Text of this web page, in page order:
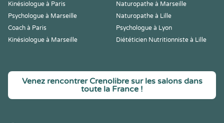
Kinésiologue à Paris
Naturopathe à Marseille
Psychologue à Marseille
Naturopathe à Lille
Coach à Paris
Psychologue à Lyon
Kinésiologue à Marseille
Diététicien Nutritionniste à Lille
Venez rencontrer Crenolibre sur les salons dans
toute la France !